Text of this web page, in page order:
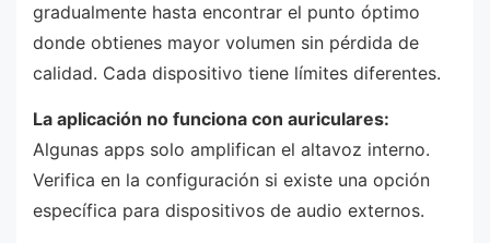
gradualmente hasta encontrar el punto óptimo
donde obtienes mayor volumen sin pérdida de
calidad. Cada dispositivo tiene límites diferentes.
La aplicación no funciona con auriculares:
Algunas apps solo amplifican el altavoz interno.
Verifica en la configuración si existe una opción
específica para dispositivos de audio externos.